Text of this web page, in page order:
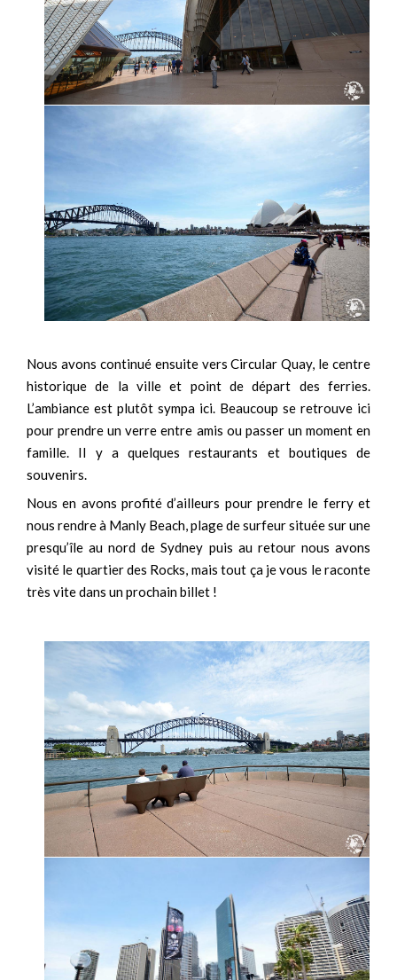
Nous avons continué ensuite vers Circular Quay, le centre
historique de la ville et point de départ des ferries.
L’ambiance est plutôt sympa ici. Beaucoup se retrouve ici
pour prendre un verre entre amis ou passer un moment en
famille. Il y a quelques restaurants et boutiques de
souvenirs.
Nous en avons profité d’ailleurs pour prendre le ferry et
nous rendre à Manly Beach, plage de surfeur située sur une
presqu’île au nord de Sydney puis au retour nous avons
visité le quartier des Rocks, mais tout ça je vous le raconte
très vite dans un prochain billet !